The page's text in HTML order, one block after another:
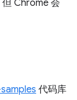
Chrome 会
代码库